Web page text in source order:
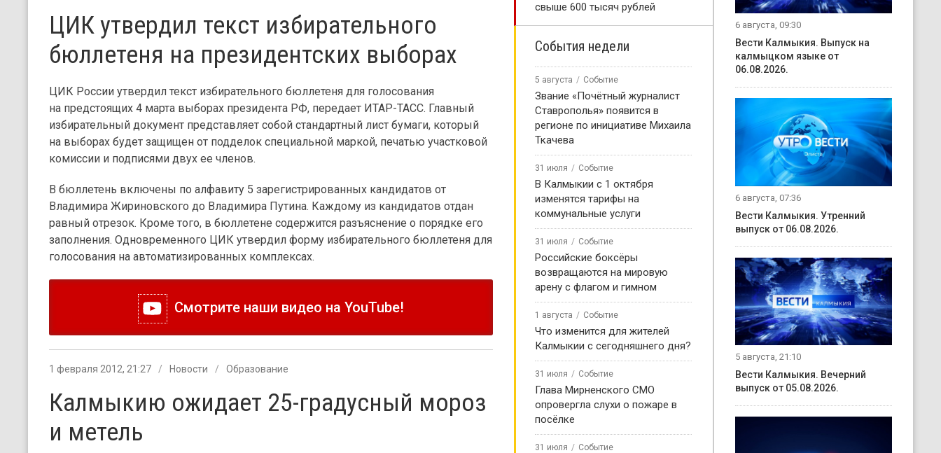
ЦИК утвердил текст избирательного
бюллетеня на президентских выборах
ЦИК России утвердил текст избирательного бюллетеня для голосования
на предстоящих 4 марта выборах президента РФ, передает ИТАР-ТАСС. Главный
избирательный документ представляет собой стандартный лист бумаги, который
на выборах будет защищен от подделок специальной маркой, печатью участковой
комиссии и подписями двух ее членов.
В бюллетень включены по алфавиту 5 зарегистрированных кандидатов от
Владимира Жириновского до Владимира Путина. Каждому из кандидатов отдан
равный отрезок. Кроме того, в бюллетене содержится разъяснение о порядке его
заполнения. Одновременного ЦИК утвердил форму избирательного бюллетеня для
голосования на автоматизированных комплексах.
Смотрите наши видео на YouTube!
1 февраля 2012, 21:27 Новости Образование
Калмыкию ожидает 25-градусный мороз
и метель
свыше 600 тысяч рублей
События недели
5 августа Событие
Звание «Почётный журналист
Ставрополья» появится в
регионе по инициативе Михаила
Ткачева
31 июля Событие
В Калмыкии с 1 октября
изменятся тарифы на
коммунальные услуги
31 июля Событие
Российские боксёры
возвращаются на мировую
арену с флагом и гимном
1 августа Событие
Что изменится для жителей
Калмыкии с сегодняшнего дня?
31 июля Событие
Глава Мирненского СМО
опровергла слухи о пожаре в
посёлке
31 июля Событие
6 августа, 09:30
Вести Калмыкия. Выпуск на
калмыцком языке от
06.08.2026.
6 августа, 07:36
Вести Калмыкия. Утренний
выпуск от 06.08.2026.
5 августа, 21:10
Вести Калмыкия. Вечерний
выпуск от 05.08.2026.